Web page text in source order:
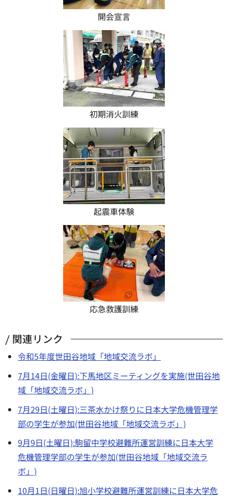
開会宣言
初期消火訓練
起震車体験
応急救護訓練
関連リンク
令和5年度世田谷地域「地域交流ラボ」
7月14日(金曜日):下馬地区ミーティングを実施(世田谷地
域「地域交流ラボ」)
7月29日(土曜日):三茶水かけ祭りに日本大学危機管理学
部の学生が参加(世田谷地域「地域交流ラボ」)
9月9日(土曜日):駒留中学校避難所運営訓練に日本大学
危機管理学部の学生が参加(世田谷地域「地域交流ラ
ボ」)
10月1日(日曜日):旭小学校避難所運営訓練に日本大学危